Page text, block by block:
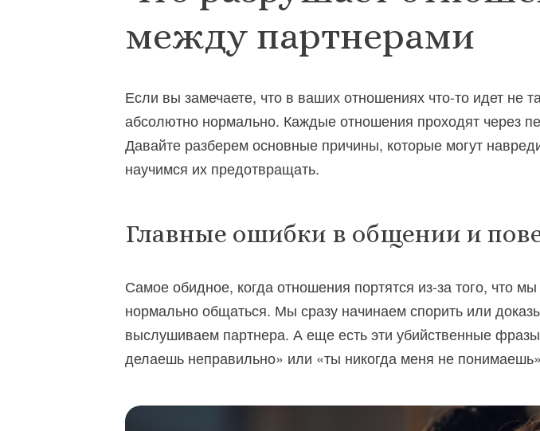
между партнерами
Если вы замечаете, что в ваших отношениях что-то идет не
абсолютно нормально. Каждые отношения проходят через
Давайте разберем основные причины, которые могут
научимся их предотвращать.
Главные ошибки в общении и
Самое обидное, когда отношения портятся из-за того, что
нормально общаться. Мы сразу начинаем спорить или
выслушиваем партнера. А еще есть эти убийственные
делаешь неправильно» или «ты никогда меня не